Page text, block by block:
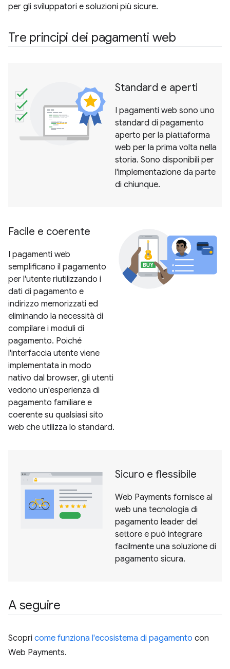
per gli sviluppatori e soluzioni più sicure.
Tre principi dei pagamenti web
Standard e aperti
I pagamenti web sono uno
standard di pagamento
aperto per la piattaforma
web per la prima volta nella
storia. Sono disponibili per
l'implementazione da parte
di chiunque.
Facile e coerente
I pagamenti web
semplificano il pagamento
per l'utente riutilizzando i
dati di pagamento e
indirizzo memorizzati ed
eliminando la necessità di
compilare i moduli di
pagamento. Poiché
l'interfaccia utente viene
implementata in modo
nativo dal browser, gli utenti
vedono un'esperienza di
pagamento familiare e
coerente su qualsiasi sito
web che utilizza lo standard.
Sicuro e flessibile
Web Payments fornisce al
web una tecnologia di
pagamento leader del
settore e può integrare
facilmente una soluzione di
pagamento sicura.
A seguire
Scopri come funziona l'ecosistema di pagamento con
Web Payments.